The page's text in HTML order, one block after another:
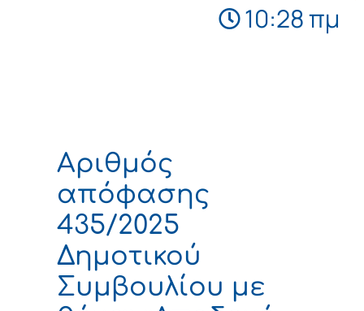
10:28 πμ
Αριθμός
απόφασης
435/2025
Δημοτικού
Συμβουλίου με